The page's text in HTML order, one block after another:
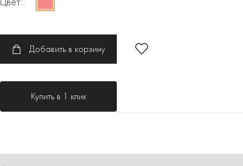
Добавить в корзину
Купить в 1 клик